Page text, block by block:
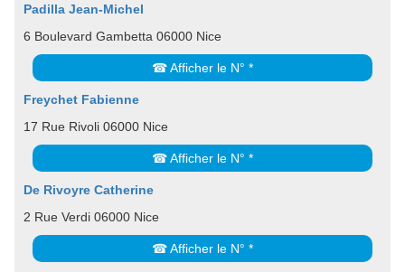
Padilla Jean-Michel
6 Boulevard Gambetta 06000 Nice
☎ Afficher le N° *
Freychet Fabienne
17 Rue Rivoli 06000 Nice
☎ Afficher le N° *
De Rivoyre Catherine
2 Rue Verdi 06000 Nice
☎ Afficher le N° *